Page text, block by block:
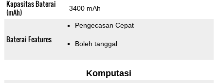
Kapasitas Baterai
(mAh)
3400 mAh
Baterai Features
Pengecasan Cepat
Boleh tanggal
Komputasi